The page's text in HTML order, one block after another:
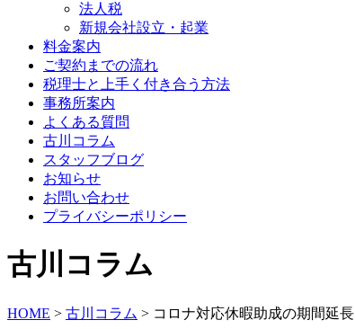
法人税
新規会社設立・起業
料金案内
ご契約までの流れ
税理士と上手く付き合う方法
事務所案内
よくある質問
古川コラム
スタッフブログ
お知らせ
お問い合わせ
プライバシーポリシー
古川コラム
HOME > 古川コラム > コロナ対応休暇助成の期間延長